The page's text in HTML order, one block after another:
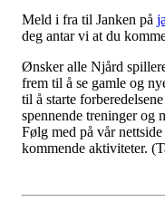
Meld i fra til Janken på
deg antar vi at du
Ønsker alle Njård
frem til å se gamle og
til å starte
spennende treninger og
Følg med på vår
kommende aktiviteter.